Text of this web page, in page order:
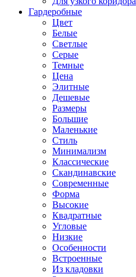
Гардеробные
Цвет
Белые
Светлые
Серые
Темные
Цена
Элитные
Дешевые
Размеры
Большие
Маленькие
Стиль
Минимализм
Классические
Скандинавские
Современные
Форма
Высокие
Квадратные
Угловые
Низкие
Особенности
Встроенные
Из кладовки